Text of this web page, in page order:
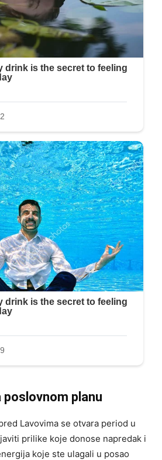
poslovnom planu
Lavovima se otvara period u
prilike koje donose napredak i
koje ste ulagali u posao